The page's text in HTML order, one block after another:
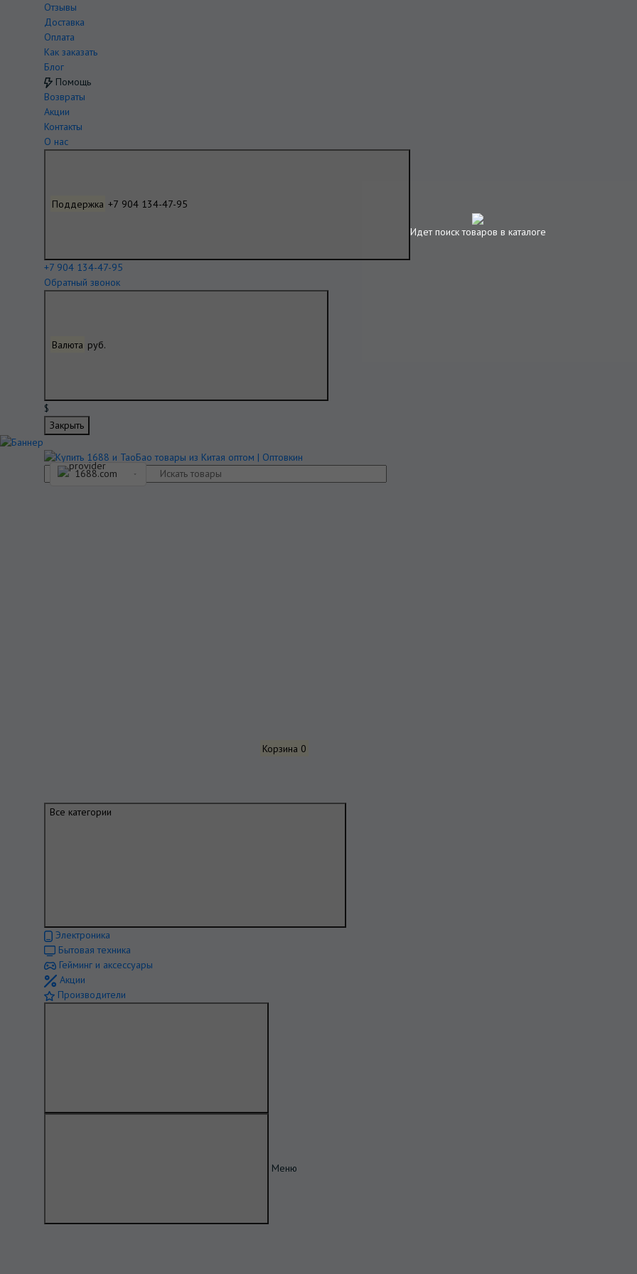
Отзывы
Доставка
Оплата
Как заказать
Блог
Помощь
Возвраты
Акции
Контакты
О нас
Поддержка +7 904 134-47-95
+7 904 134-47-95
Обратный звонок
Валюта руб.
$
Закрыть
1688.com
Корзина 0
Все категории
Электроника
Бытовая техника
Гейминг и аксессуары
Акции
Производители
Меню
Идет поиск товаров в каталоге